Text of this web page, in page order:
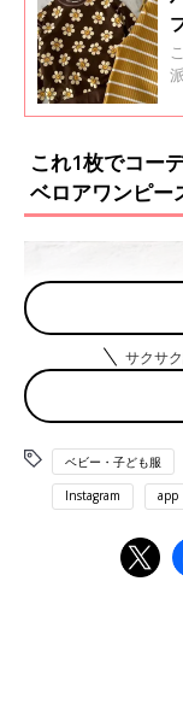
これ1枚でコー
ベロアワンピー
サクサ
ベビー・子ども服
Instagram app